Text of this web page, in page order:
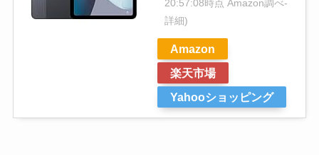
20:57:08時点 Amazon調べ-
詳細)
Amazon
楽天市場
Yahooショッピング